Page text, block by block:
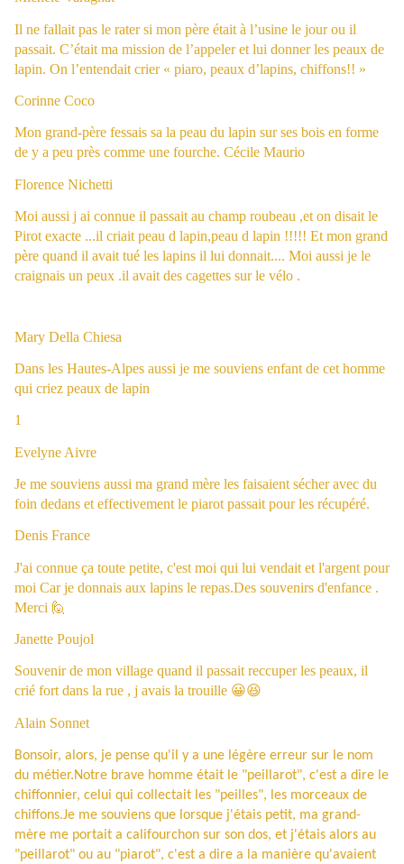
Il ne fallait pas le rater si mon père était à l’usine le jour ou il
passait. C’était ma mission de l’appeler et lui donner les peaux de
lapin. On l’entendait crier « piaro, peaux d’lapins, chiffons!! »
Corinne Coco
Mon grand-père fessais sa la peau du lapin sur ses bois en forme
de y a peu près comme une fourche. Cécile Maurio
Florence Nichetti
Moi aussi j ai connue il passait au champ roubeau ,et on disait le
Pirot exacte ...il criait peau d lapin,peau d lapin !!!!! Et mon grand
père quand il avait tué les lapins il lui donnait.... Moi aussi je le
craignais un peux .il avait des cagettes sur le vélo .
Mary Della Chiesa
Dans les Hautes-Alpes aussi je me souviens enfant de cet homme
qui criez peaux de lapin
1
Evelyne Aivre
Je me souviens aussi ma grand mère les faisaient sécher avec du
foin dedans et effectivement le piarot passait pour les récupéré.
Denis France
J'ai connue ça toute petite, c'est moi qui lui vendait et l'argent pour
moi Car je donnais aux lapins le repas.Des souvenirs d'enfance .
Merci 🙋
Janette Poujol
Souvenir de mon village quand il passait reccuper les peaux, il
crié fort dans la rue , j avais la trouille 😀😆
Alain Sonnet
Bonsoir, alors, je pense qu'il y a une légère erreur sur le nom
du métier.Notre brave homme était le "peillarot", c'est a dire le
chiffonnier, celui qui collectait les "peilles", les morceaux de
chiffons.Je me souviens que lorsque j'étais petit, ma grand-
mère me portait a califourchon sur son dos, et j'étais alors au
"peillarot" ou au "piarot", c'est a dire a la manière qu'avaient